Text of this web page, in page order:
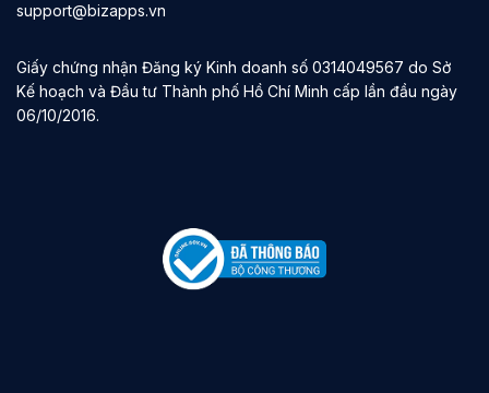
support@bizapps.vn
Giấy chứng nhận Đăng ký Kinh doanh số 0314049567 do Sở
Kế hoạch và Đầu tư Thành phố Hồ Chí Minh cấp lần đầu ngày
06/10/2016.